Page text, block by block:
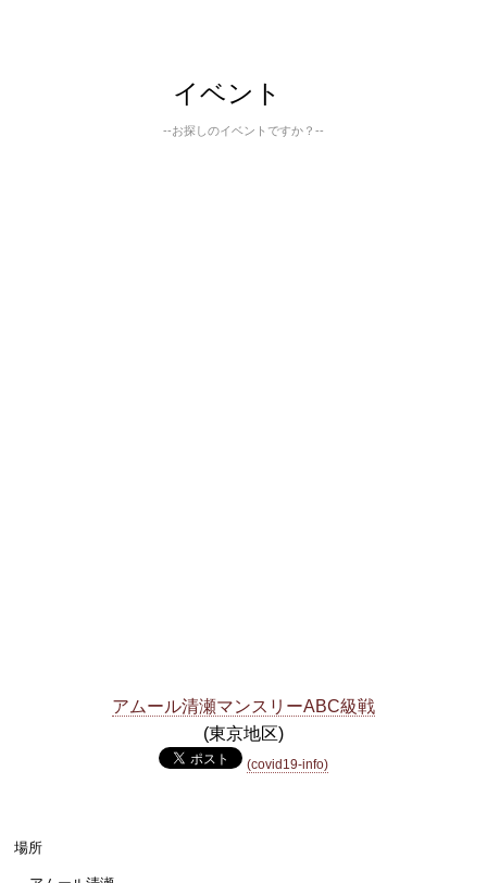
イベント
--お探しのイベントですか？--
アムール清瀬マンスリーABC級戦
(東京地区)
(covid19-info)
場所